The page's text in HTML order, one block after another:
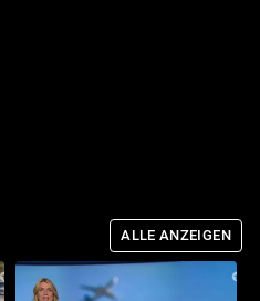
ALLE ANZEIGEN